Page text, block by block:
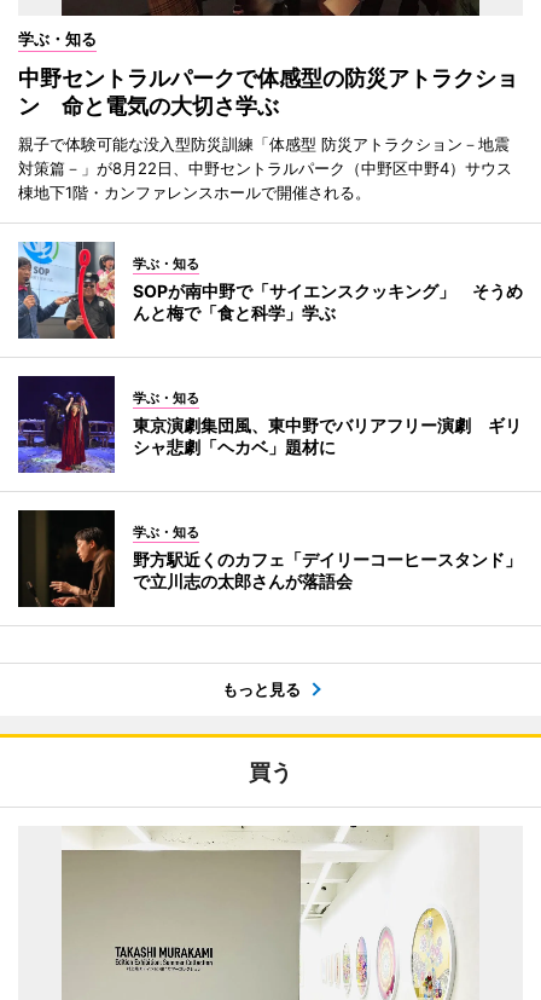
学ぶ・知る
中野セントラルパークで体感型の防災アトラクショ
ン 命と電気の大切さ学ぶ
親子で体験可能な没入型防災訓練「体感型 防災アトラクション－地震
対策篇－」が8月22日、中野セントラルパーク（中野区中野4）サウス
棟地下1階・カンファレンスホールで開催される。
学ぶ・知る
SOPが南中野で「サイエンスクッキング」 そうめ
んと梅で「食と科学」学ぶ
学ぶ・知る
東京演劇集団風、東中野でバリアフリー演劇 ギリ
シャ悲劇「ヘカベ」題材に
学ぶ・知る
野方駅近くのカフェ「デイリーコーヒースタンド」
で立川志の太郎さんが落語会
もっと見る
買う